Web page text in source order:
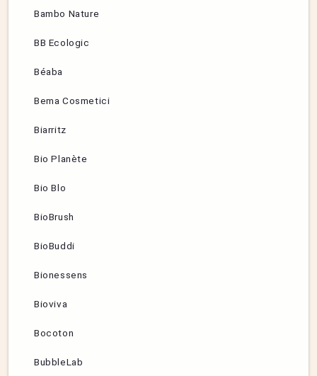
Bambo Nature
BB Ecologic
Béaba
Bema Cosmetici
Biarritz
Bio Planète
Bio Blo
BioBrush
BioBuddi
Bionessens
Bioviva
Bocoton
BubbleLab